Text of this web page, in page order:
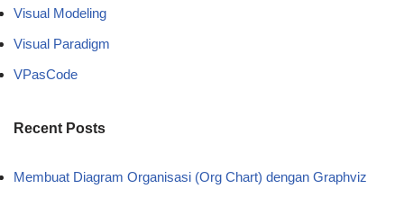
Visual Modeling
Visual Paradigm
VPasCode
Recent Posts
Membuat Diagram Organisasi (Org Chart) dengan Graphviz